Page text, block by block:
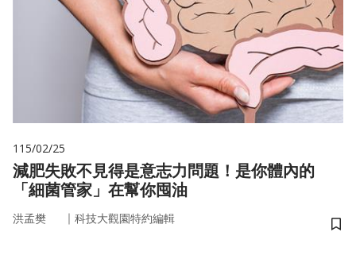
115/02/25
減肥失敗不見得是意志力問題！是你體內的
「細菌管家」在幫你囤油
洪孟樊 ｜ 科技大觀園特約編輯
儲